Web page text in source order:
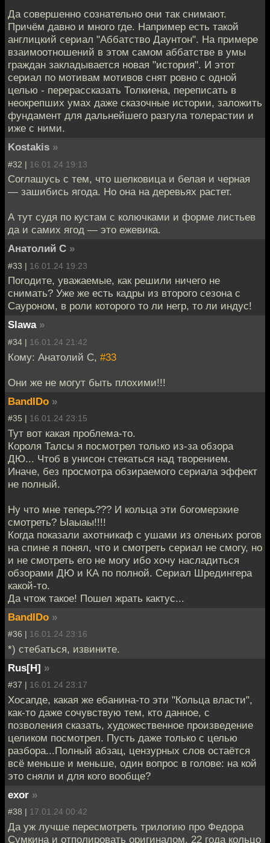
Да совершенно сознательно они так снимают.
Причём давно и много где. Например есть такой
англицкий сериал "Аббатство Даунтон". На примере
взаимоотношений в этом самом аббатстве в умы
граждан закладывается новая "история". И этот
сериал по мотивам мотивов снят ровно с одной
целью - перерассказать Толкиена, переписать в
неокрепших умах даже сказочные истории, заложить
фундамент для дальнейшего разгула толерастии и
иже с ними.
Kostakis »
#32 | 16.01.24 19:13
Соглашусь с тем, что шелковица и белая и черная
— зашибись ягода. Но она на деревьях растет.
А тут судя по кустам с колючками и форме листьев
да и самих ягод — это ежевика.
Анатолий С »
#33 | 16.01.24 19:23
Погодите, уважаемые, как решили ничего не
снимать? Уже же есть кадры из второго сезона с
Сауроном, в роли которого то ли негр, то ли индус!
Slawa »
#34 | 16.01.24 21:42
Кому: Анатолий С, #33
Они же не могут быть плохими!!!
BandIDo »
#35 | 16.01.24 23:15
Тут вот какая проблема-то.
Короля Талсы я посмотрел только из-за обзора
ДЮ... Чтоб в унисон стекаться над творением.
Иначе, без просмотра обзираемого сериала эффект
не полный.
Ну что мне теперь??? И кольца эти богомерзкие
смотреть? Ыаыаы!!!!
Когда показали ахотникаф с ушами из оленьих рогов
на спине я понял, что и смотреть сериал не смогу, но
и не смотреть его не могу ибо хочу насладиться
обзорами ДЮ и КА по полной. Сериал Шредингера
какой-то.
Да чтож такое! Пошел жрать кактус...
BandIDo »
#36 | 16.01.24 23:16
*) стебаться, извините.
Rus[H] »
#37 | 16.01.24 23:17
Хосапде, какая же ебанина-то эти "Кольца власти",
как-то даже сочувствую тем, кто данное, с
позволения сказать, художественное произведение
целиком посмотрел. Пусть даже только с целью
разбора...Полный абзац, цензурных слов остаётся
всё меньше и меньше, один вопрос в голове: на кой
это сняли и для кого вообще?
exor »
#38 | 17.01.24 00:42
Да уж лучше пересмотреть трилогию про Федора
Сумкина и отполировать оригиналом. 22 года кольцо